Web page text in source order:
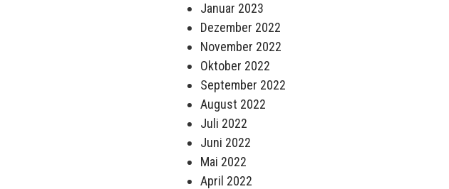
Januar 2023
Dezember 2022
November 2022
Oktober 2022
September 2022
August 2022
Juli 2022
Juni 2022
Mai 2022
April 2022